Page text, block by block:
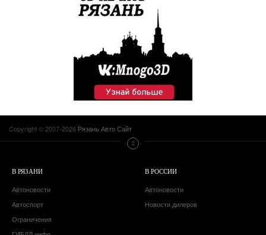
Copyright © 2007-2026 Рязань Авто Сайт
В РЯЗАНИ
Автоновости
Автоспорт
Ограничения
В РОССИИ
Автоновости
Новости дилеров